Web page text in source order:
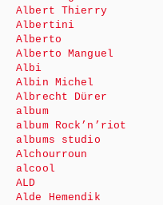
Albert Thierry
Albertini
Alberto
Alberto Manguel
Albi
Albin Michel
Albrecht Dürer
album
album Rock’n’riot
albums studio
Alchourroun
alcool
ALD
Alde Hemendik